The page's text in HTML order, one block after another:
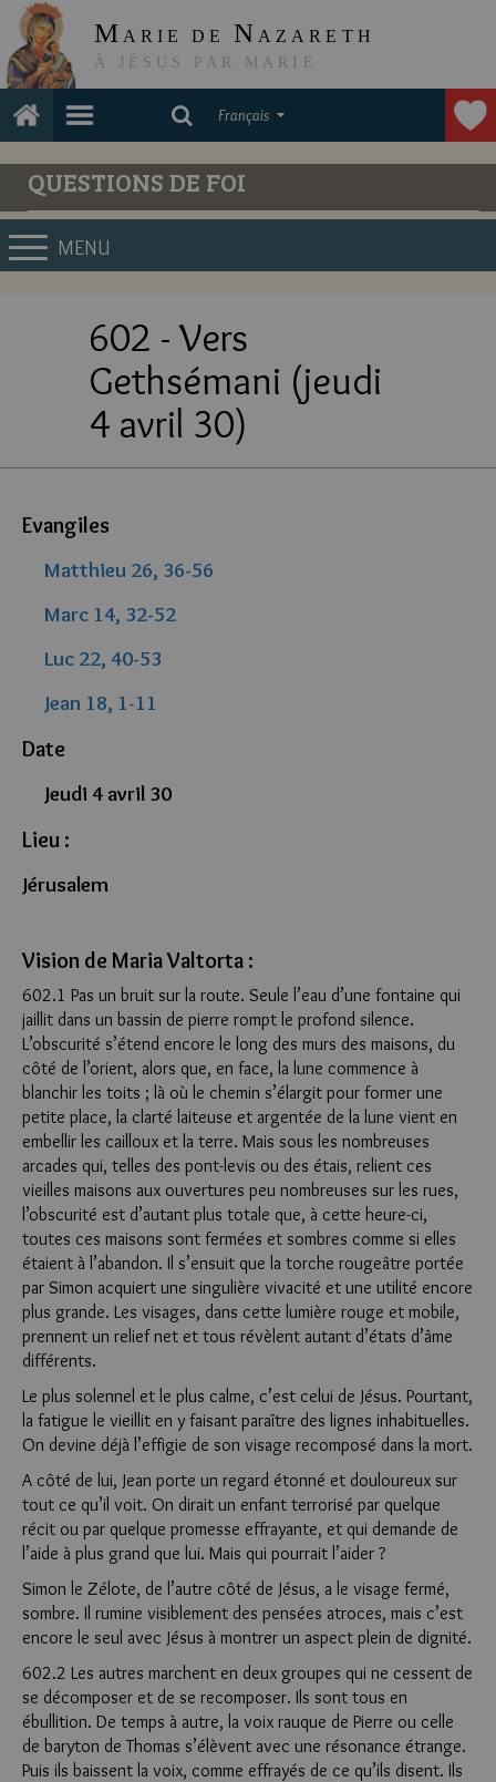
M ARIE DE N AZARETH
À JÉSUS PAR MARIE
Français
QUESTIONS DE FOI
MENU
602 - Vers
Gethsémani (jeudi
4 avril 30)
Evangiles
Matthieu 26, 36-56
Marc 14, 32-52
Luc 22, 40-53
Jean 18, 1-11
Date
Jeudi 4 avril 30
Lieu :
Jérusalem
Vision de Maria Valtorta :
602.1 Pas un bruit sur la route. Seule l’eau d’une fontaine qui
jaillit dans un bassin de pierre rompt le profond silence.
L’obscurité s’étend encore le long des murs des maisons, du
côté de l’orient, alors que, en face, la lune commence à
blanchir les toits ; là où le chemin s’élargit pour former une
petite place, la clarté laiteuse et argentée de la lune vient en
embellir les cailloux et la terre. Mais sous les nombreuses
arcades qui, telles des pont-levis ou des étais, relient ces
vieilles maisons aux ouvertures peu nombreuses sur les rues,
l’obscurité est d’autant plus totale que, à cette heure-ci,
toutes ces maisons sont fermées et sombres comme si elles
étaient à l’abandon. Il s’ensuit que la torche rougeâtre portée
par Simon acquiert une singulière vivacité et une utilité encore
plus grande. Les visages, dans cette lumière rouge et mobile,
prennent un relief net et tous révèlent autant d’états d’âme
différents.
Le plus solennel et le plus calme, c’est celui de Jésus. Pourtant,
la fatigue le vieillit en y faisant paraître des lignes inhabituelles.
On devine déjà l’effigie de son visage recomposé dans la mort.
A côté de lui, Jean porte un regard étonné et douloureux sur
tout ce qu’il voit. On dirait un enfant terrorisé par quelque
récit ou par quelque promesse effrayante, et qui demande de
l’aide à plus grand que lui. Mais qui pourrait l’aider ?
Simon le Zélote, de l’autre côté de Jésus, a le visage fermé,
sombre. Il rumine visiblement des pensées atroces, mais c’est
encore le seul avec Jésus à montrer un aspect plein de dignité.
602.2 Les autres marchent en deux groupes qui ne cessent de
se décomposer et de se recomposer. Ils sont tous en
ébullition. De temps à autre, la voix rauque de Pierre ou celle
de baryton de Thomas s’élèvent avec une résonance étrange.
Puis ils baissent la voix, comme effrayés de ce qu’ils disent. Ils